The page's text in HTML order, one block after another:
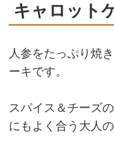
キャロット
人参をたっぷり焼
ーキです。
スパイス＆チーズ
にもよく合う大人の